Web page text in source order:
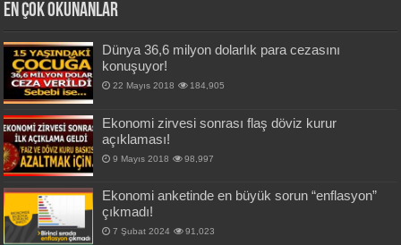
En Çok okunanlar
Dünya 36,6 milyon dolarlık para cezasını
konuşuyor!
22 Mayıs 2018 184,905
Ekonomi zirvesi sonrası flaş döviz kurur
açıklaması!
9 Mayıs 2018 98,997
Ekonomi anketinde en büyük sorun “enflasyon”
çıkmadı!
7 Şubat 2024 91,023